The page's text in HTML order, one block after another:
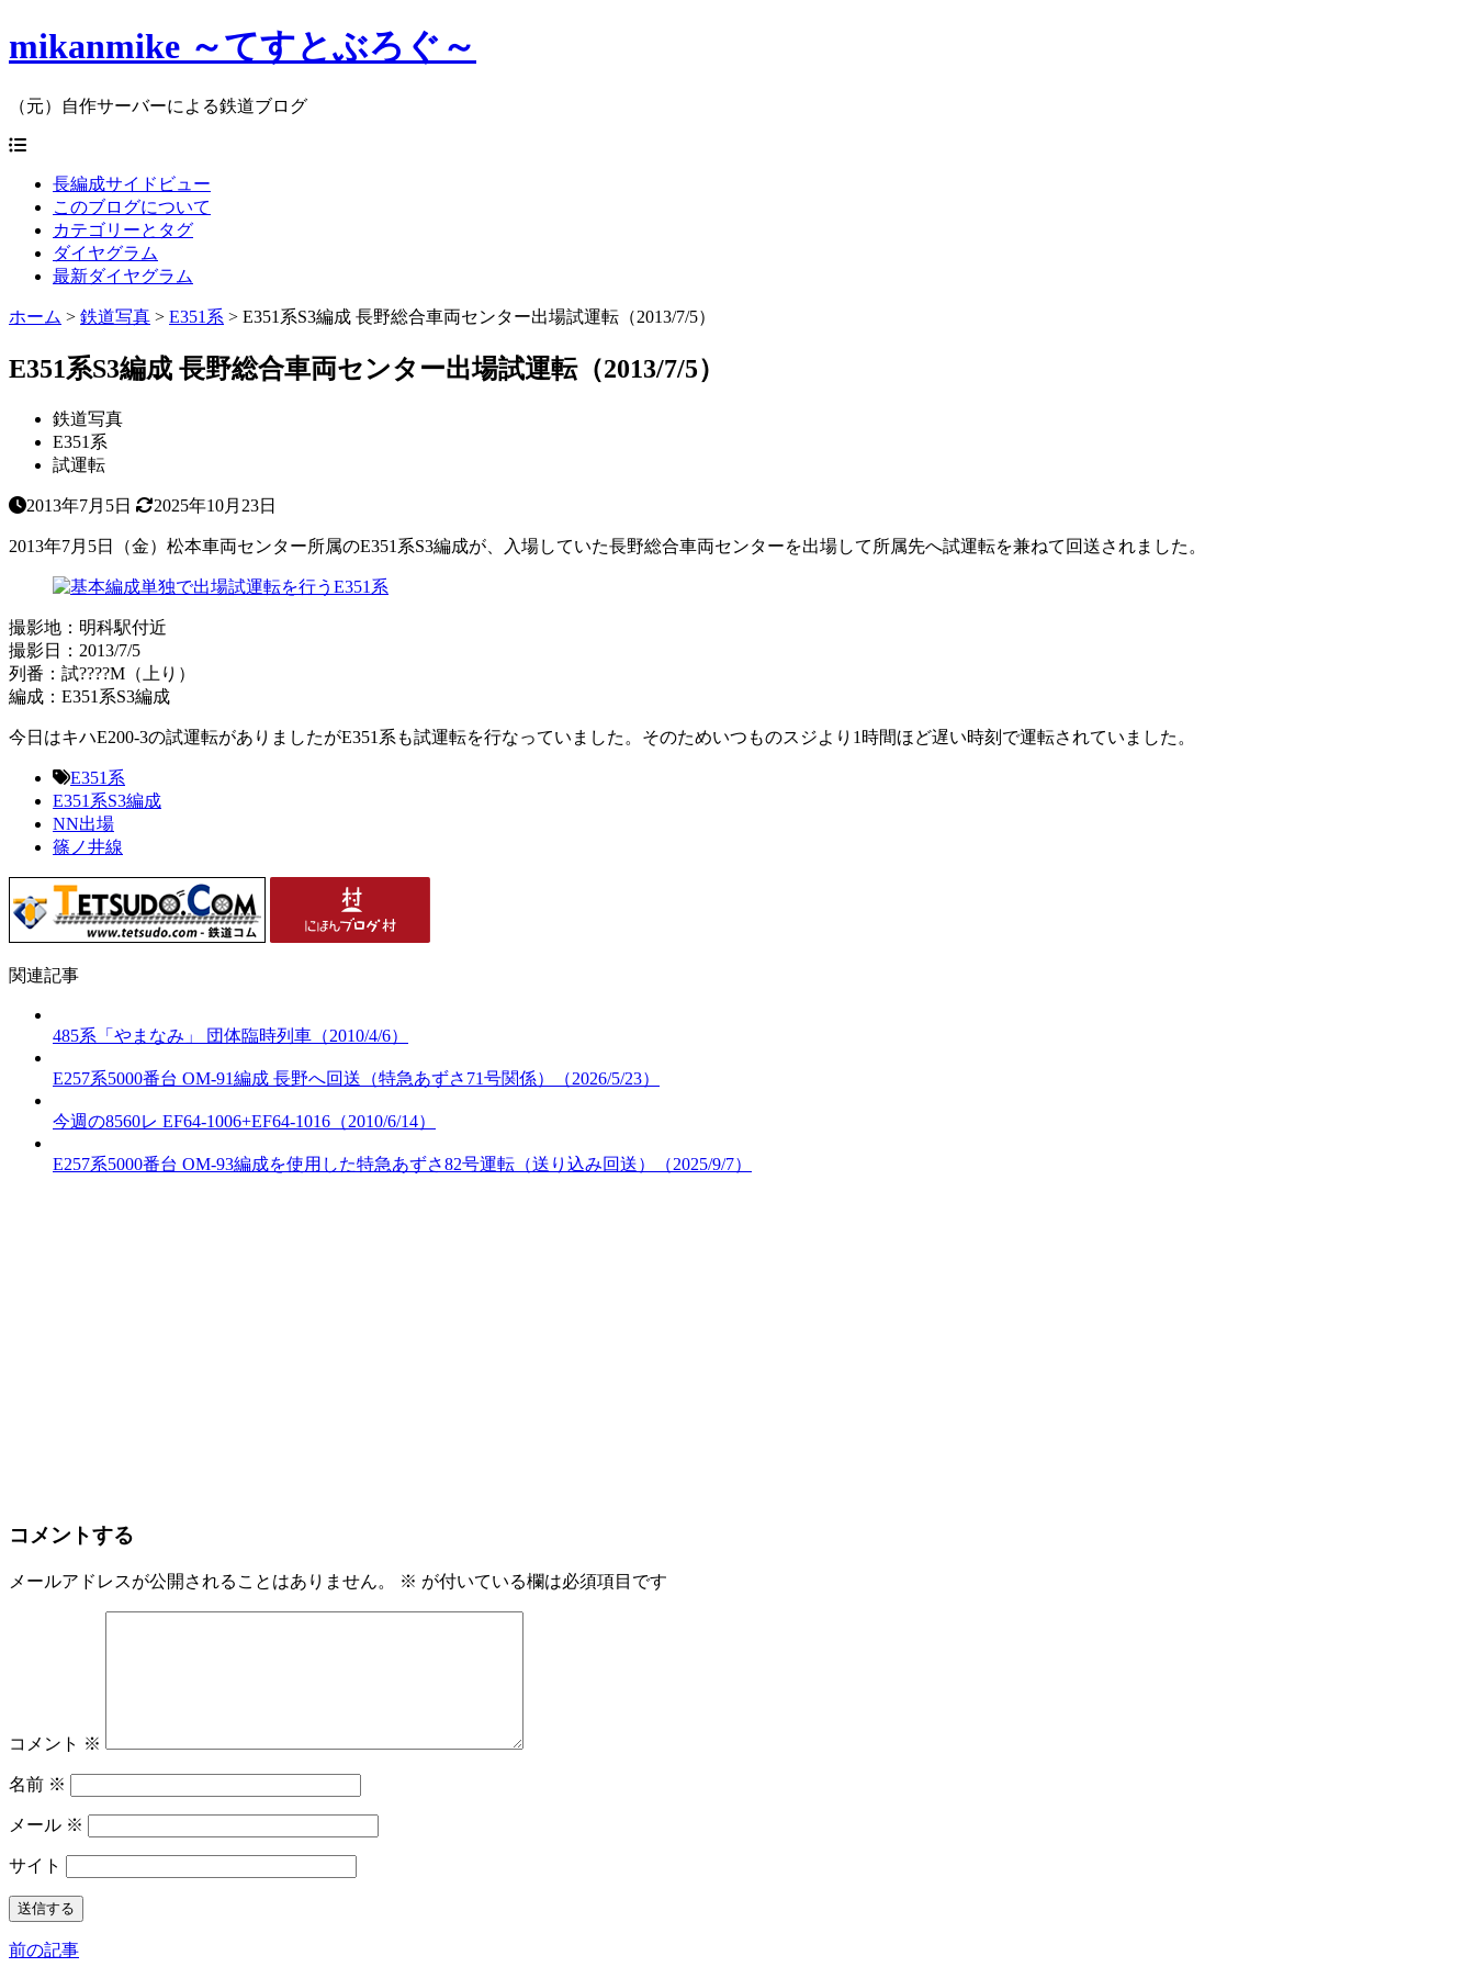
mikanmike ～てすとぶろぐ～
（元）自作サーバーによる鉄道ブログ
長編成サイドビュー
このブログについて
カテゴリーとタグ
ダイヤグラム
最新ダイヤグラム
ホーム > 鉄道写真 > E351系 > E351系S3編成 長野総合車両センター出場試運転（2013/7/5）
E351系S3編成 長野総合車両センター出場試運転（2013/7/5）
鉄道写真
E351系
試運転
2013年7月5日 2025年10月23日
2013年7月5日（金）松本車両センター所属のE351系S3編成が、入場していた長野総合車両センターを出場して所属先へ試運転を兼ねて回送されました。
撮影地：明科駅付近
撮影日：2013/7/5
列番：試????M（上り）
編成：E351系S3編成
今日はキハE200-3の試運転がありましたがE351系も試運転を行なっていました。そのためいつものスジより1時間ほど遅い時刻で運転されていました。
E351系
E351系S3編成
NN出場
篠ノ井線
関連記事
485系「やまなみ」 団体臨時列車（2010/4/6）
E257系5000番台 OM-91編成 長野へ回送（特急あずさ71号関係）（2026/5/23）
今週の8560レ EF64-1006+EF64-1016（2010/6/14）
E257系5000番台 OM-93編成を使用した特急あずさ82号運転（送り込み回送）（2025/9/7）
コメントする
メールアドレスが公開されることはありません。 ※ が付いている欄は必須項目です
コメント ※
名前 ※
メール ※
サイト
前の記事